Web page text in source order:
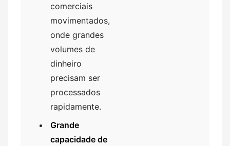
comerciais
movimentados,
onde grandes
volumes de
dinheiro
precisam ser
processados ​​
rapidamente.
Grande
capacidade de